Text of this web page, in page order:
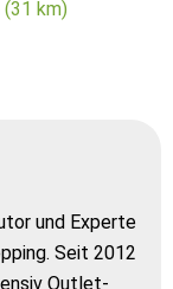
km)
und Experte
Seit 2012
Outlet-